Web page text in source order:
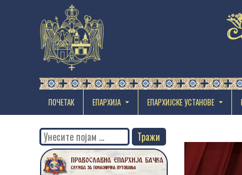
ПОЧЕТАК ЕПАРХИЈА EПАРХИЈСКЕ УСТАНОВЕ
Search
for: